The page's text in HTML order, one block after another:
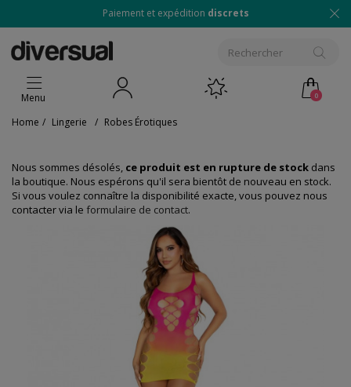
Paiement et expédition discrets
0
Menu
Home / Lingerie / Robes Érotiques
Nous sommes désolés, ce produit est en rupture de stock dans
la boutique. Nous espérons qu'il sera bientôt de nouveau en stock.
Si vous voulez connaître la disponibilité exacte, vous pouvez nous
contacter via le formulaire de contact.